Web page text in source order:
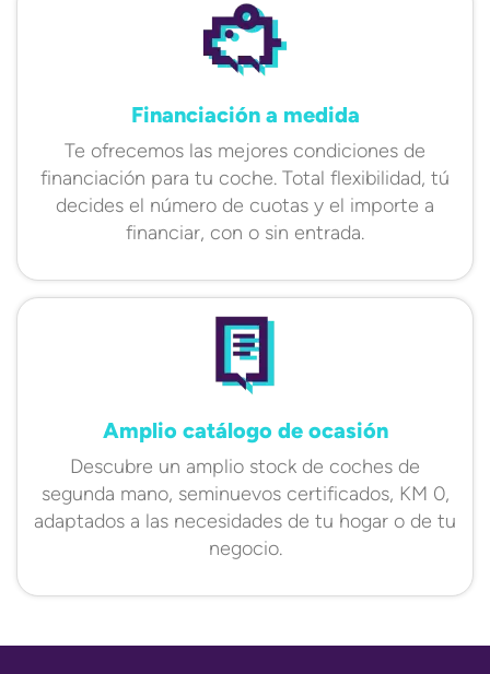
Financiación a medida
Te ofrecemos las mejores condiciones de
financiación para tu coche. Total flexibilidad, tú
decides el número de cuotas y el importe a
financiar, con o sin entrada.
Amplio catálogo de ocasión
Descubre un amplio stock de coches de
segunda mano, seminuevos certificados, KM 0,
adaptados a las necesidades de tu hogar o de tu
negocio.